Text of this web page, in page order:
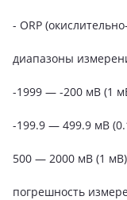
- ORP
диапазоны
-1999 — -200 мВ (1
-199.9 — 499.9 мВ
500 — 2000 мВ (1 мВ)
погрешность